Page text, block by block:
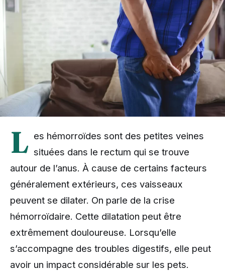
L es hémorroïdes sont des petites veines
situées dans le rectum qui se trouve
autour de l’anus. À cause de certains facteurs
généralement extérieurs, ces vaisseaux
peuvent se dilater. On parle de la crise
hémorroïdaire. Cette dilatation peut être
extrêmement douloureuse. Lorsqu’elle
s’accompagne des troubles digestifs, elle peut
avoir un impact considérable sur les pets.